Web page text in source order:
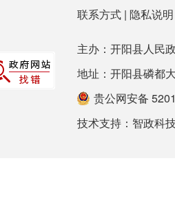
联系方式| 隐私说
主办：开阳县人民
地址：开阳县磷都
贵公网安备
技术支持： 智政科